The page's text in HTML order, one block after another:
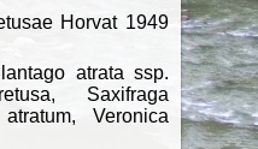
Horvat 1949
atrata ssp.
Saxifraga
Veronica